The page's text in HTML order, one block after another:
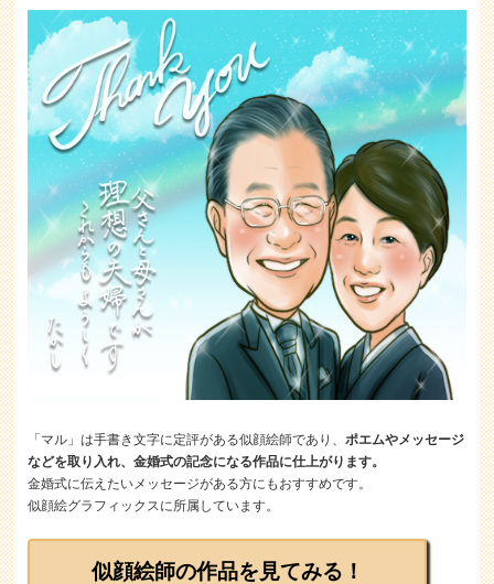
「マル」は手書き文字に定評がある似顔絵師であり、ポエムやメッセージ
などを取り入れ、金婚式の記念になる作品に仕上がります。
金婚式に伝えたいメッセージがある方にもおすすめです。
似顔絵グラフィックスに所属しています。
似顔絵師の作品を見てみる！